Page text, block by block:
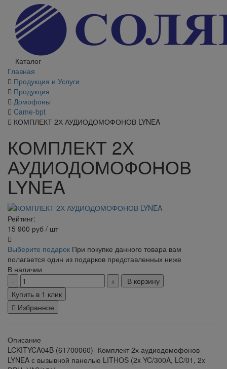
Каталог
Главная
Продукция и Услуги
Продукция
Домофоны
Came-bpt
КОМПЛЕКТ 2Х АУДИОДОМОФОНОВ LYNEA
КОМПЛЕКТ 2Х
АУДИОДОМОФОНОВ
LYNEA
Рейтинг:
15 900 руб / шт
Выберите подарок При покупке данного товара вам
полагается один из подарков представленных ниже
В наличии
В корзину
Купить в 1 клик
Избранное
Описание
LCKITYCA04B (61700060)- Комплект 2х аудиодомофонов
LYNEA с вызывной панелью LITHOS (2x YC/300A, LC/01, 2x